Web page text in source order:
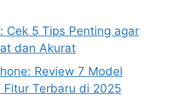
Cek 5 Tips Penting agar
dan Akurat
Review 7 Model
Fitur Terbaru di 2025